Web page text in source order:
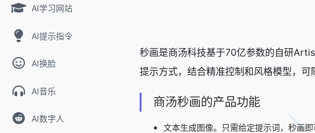
AI学习网站
AI提示指令
AI换脸
AI音乐
AI数字人
秒画是商汤科技基于70亿参数的自研
提示方式，结合精准控制和风格模型，可
商汤秒画的产品功能
文本生成图像。只需给定提示词，秒画